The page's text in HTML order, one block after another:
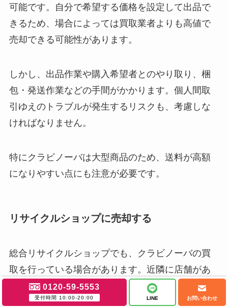
可能です。自分で希望する価格を設定して出品で
きるため、場合によっては買取業者よりも高値で
売却できる可能性があります。
しかし、出品作業や購入希望者とのやり取り、梱
包・発送作業などの手間がかかります。個人間取
引ゆえのトラブルが発生するリスクも、考慮しな
ければなりません。
特にクラビノーバは大型商品のため、送料が高額
になりやすい点にも注意が必要です。
リサイクルショップに売却する
総合リサイクルショップでも、クラビノーバの買
取を行っている場合があります。近隣に店舗があ
れば、気軽に査定を依頼できる点がメリットで
0120-59-5553
受付時間 10:00-20:00 LINE お問い合わせ